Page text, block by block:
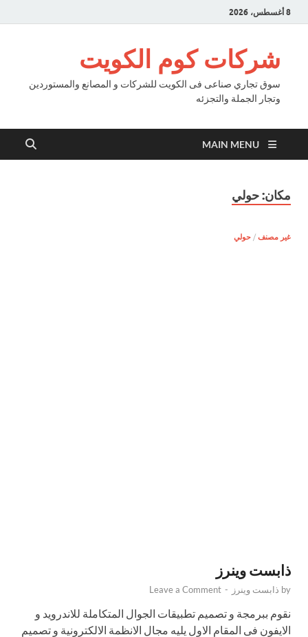
8 أغسطس، 2026
شركات كوم الكويت
سوق تجاري صناعى فى الكويت للشركات و المصانع والمستوردين
وتجار الجملة والتجزئه
MAIN MENU
مكان:حولي
غير مصنف / حولي
ذابست وينرز
by ذابست وينرز -
Leave a Comment
نقوم ببرمجة و تصميم تطبيقات الجوال المتكاملة للاندرويد و
الايفون فى المقام الاول يليه مجال الانظمة الالكترونية و تصميم